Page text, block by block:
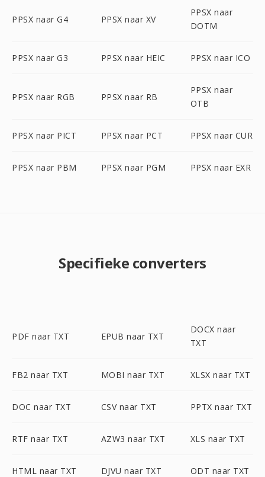
PPSX naar G4 PPSX naar XV
PPSX naar
DOTM
PPSX naar G3 PPSX naar HEIC PPSX naar ICO
PPSX naar RGB PPSX naar RB
PPSX naar
OTB
PPSX naar PICT PPSX naar PCT PPSX naar CUR
PPSX naar PBM PPSX naar PGM PPSX naar EXR
Specifieke converters
PDF naar TXT EPUB naar TXT
DOCX naar
TXT
FB2 naar TXT MOBI naar TXT XLSX naar TXT
DOC naar TXT CSV naar TXT PPTX naar TXT
RTF naar TXT AZW3 naar TXT XLS naar TXT
HTML naar TXT DJVU naar TXT ODT naar TXT